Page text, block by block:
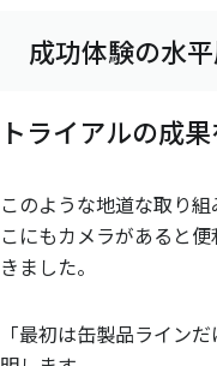
成功体験の水
トライアルの成
このような地道な取り
こにもカメラがあると
きました。
「最初は缶製品ライン